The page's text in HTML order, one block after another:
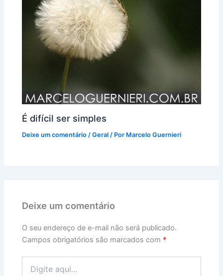
É difícil ser simples
Deixe um comentário /Geral / Por Marcelo Guernieri
Deixe um comentário
O seu endereço de e-mail não será publicado.
Campos obrigatórios são marcados com *
aqui...